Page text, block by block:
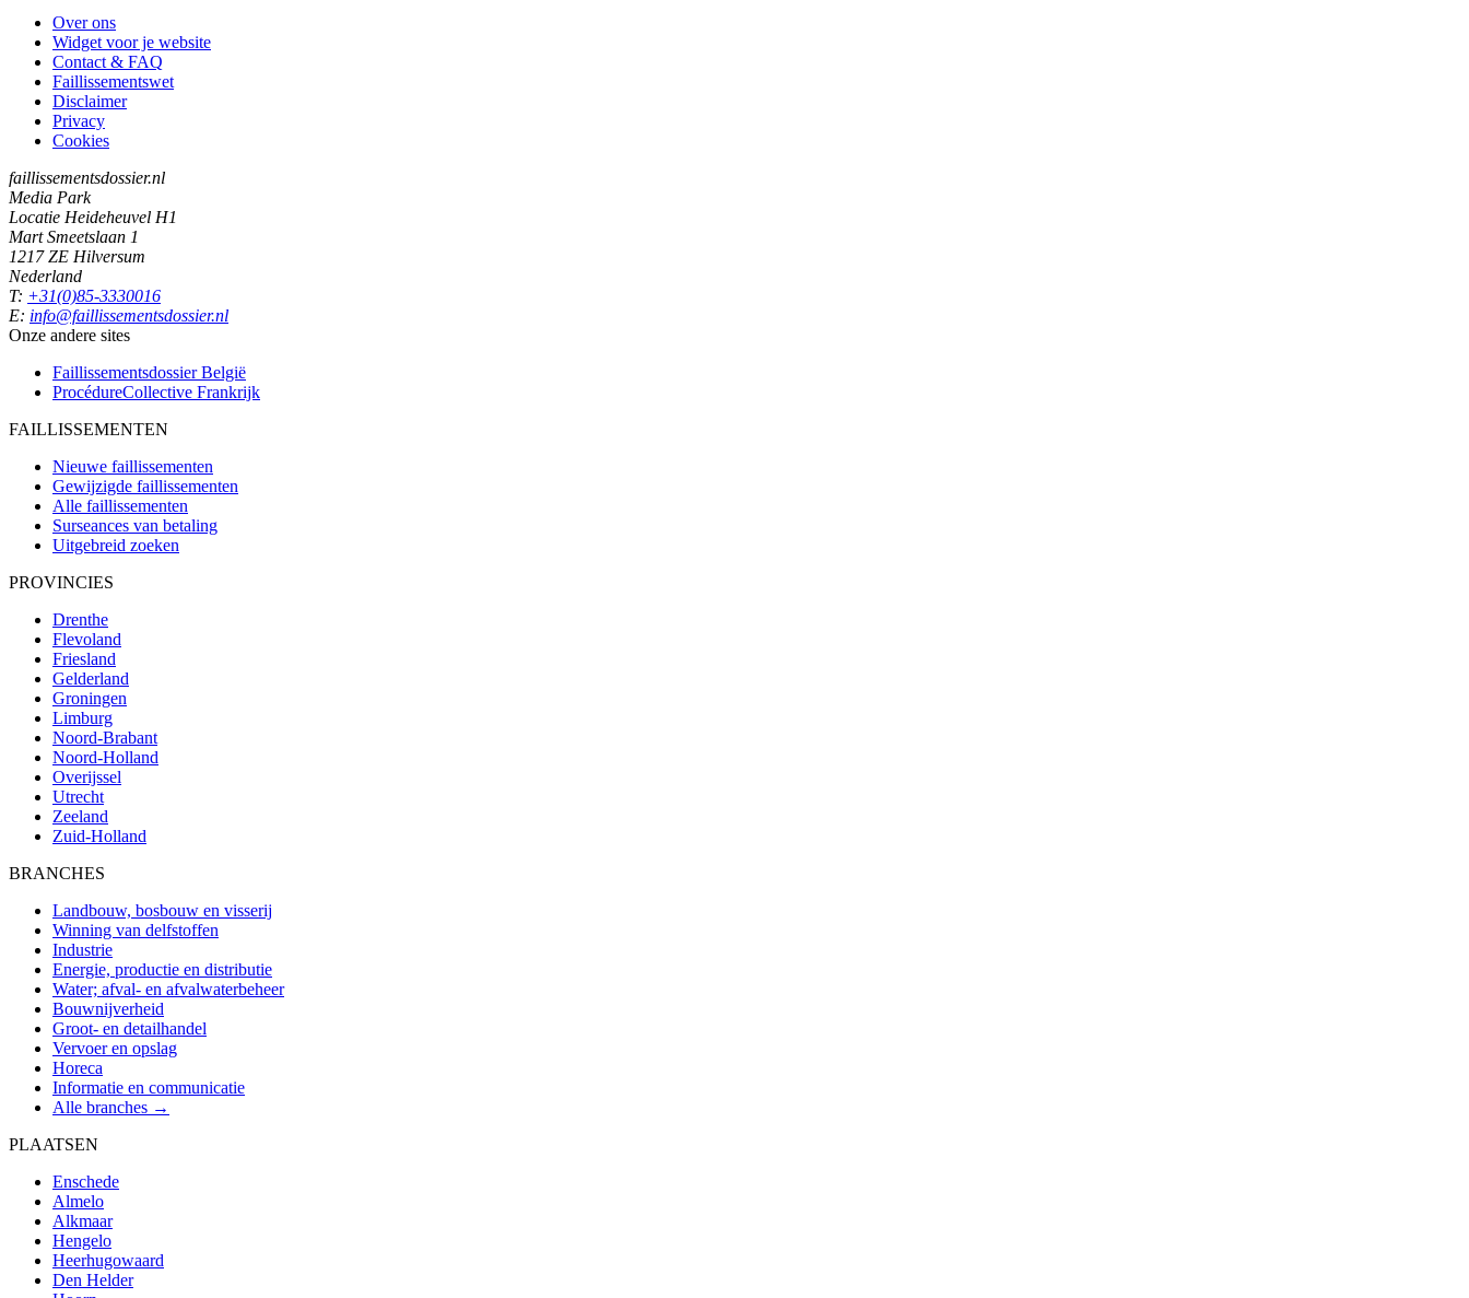
Over ons
Widget voor je website
Contact & FAQ
Faillissementswet
Disclaimer
Privacy
Cookies
faillissementsdossier.nl
Media Park
Locatie Heideheuvel H1
Mart Smeetslaan 1
1217 ZE Hilversum
Nederland
T: +31(0)85-3330016
E: info@faillissementsdossier.nl
Onze andere sites
Faillissementsdossier België
ProcédureCollective Frankrijk
FAILLISSEMENTEN
Nieuwe faillissementen
Gewijzigde faillissementen
Alle faillissementen
Surseances van betaling
Uitgebreid zoeken
PROVINCIES
Drenthe
Flevoland
Friesland
Gelderland
Groningen
Limburg
Noord-Brabant
Noord-Holland
Overijssel
Utrecht
Zeeland
Zuid-Holland
BRANCHES
Landbouw, bosbouw en visserij
Winning van delfstoffen
Industrie
Energie, productie en distributie
Water; afval- en afvalwaterbeheer
Bouwnijverheid
Groot- en detailhandel
Vervoer en opslag
Horeca
Informatie en communicatie
Alle branches →
PLAATSEN
Enschede
Almelo
Alkmaar
Hengelo
Heerhugowaard
Den Helder